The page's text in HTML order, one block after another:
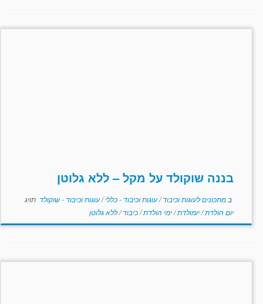
בננה שוקולד על מקל – ללא גלוטן
ב מתכונים לעוגות וכיבוד/עוגות וכיבוד - כללי/עוגות וכיבוד - שוקולד תויג
יום הולדת/יומולדת/ימי הולדת/כיבוד/ללא גלוטן